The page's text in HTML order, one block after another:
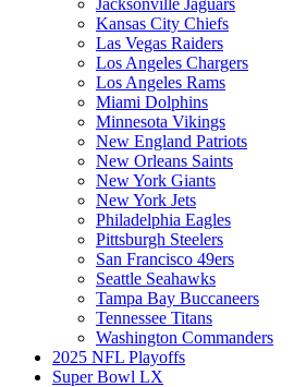
Kansas City Chiefs
Las Vegas Raiders
Los Angeles Chargers
Los Angeles Rams
Miami Dolphins
Minnesota Vikings
New England Patriots
New Orleans Saints
New York Giants
New York Jets
Philadelphia Eagles
Pittsburgh Steelers
San Francisco 49ers
Seattle Seahawks
Tampa Bay Buccaneers
Tennessee Titans
Washington Commanders
2025 NFL Playoffs
Super Bowl LX